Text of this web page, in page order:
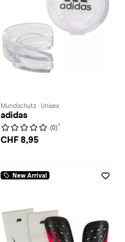
Mundschutz · Unisex
adidas
(0) 1
CHF 8,95
New Arrival